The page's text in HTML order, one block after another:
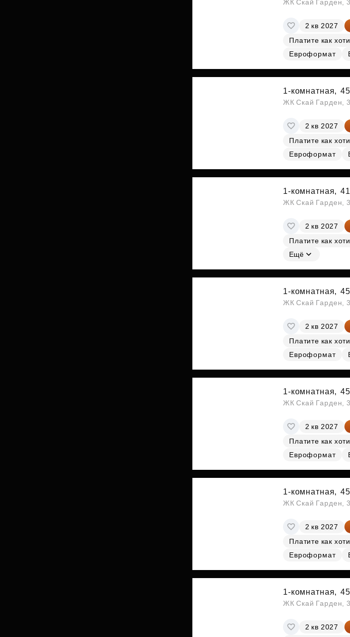
ЖК Скай Гарден,
2 кв 2027
Платите как
Евроформат
1-комнатная,
ЖК Скай Гарден,
2 кв 2027
Платите как
Евроформат
1-комнатная,
ЖК Скай Гарден,
2 кв 2027
Платите как
Ещё
1-комнатная,
ЖК Скай Гарден,
2 кв 2027
Платите как
Евроформат
1-комнатная,
ЖК Скай Гарден,
2 кв 2027
Платите как
Евроформат
1-комнатная,
ЖК Скай Гарден,
2 кв 2027
Платите как
Евроформат
1-комнатная,
ЖК Скай Гарден,
2 кв 2027